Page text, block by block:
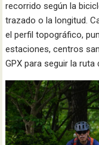
recorrido según la
trazado o la longitud.
el perfil topográfico,
estaciones, centros
GPX para seguir la ruta